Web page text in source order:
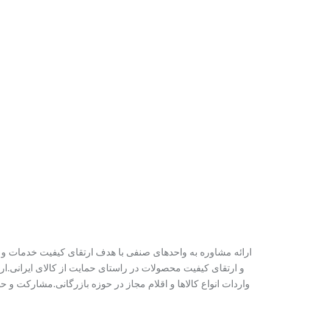
ارائه مشاوره به واحدهای صنفی با هدف ارتقای کیفیت
و ارتقای کیفیت محصولات در راستای حمایت از کالای
واردات انواع کالاها و اقلام مجاز در حوزه